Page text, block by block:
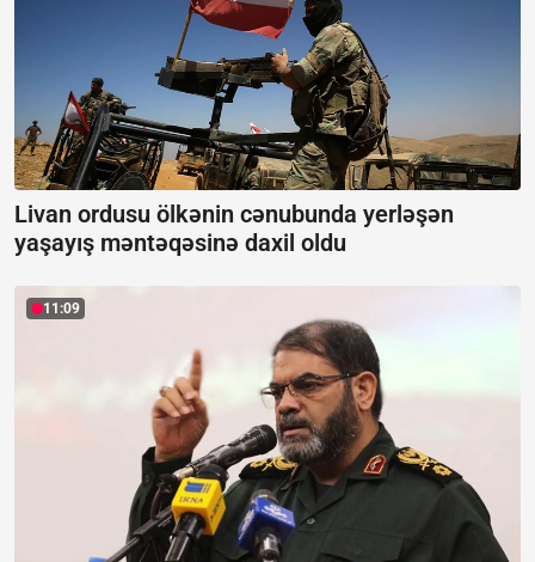
Livan ordusu ölkənin cənubunda yerləşən
yaşayış məntəqəsinə daxil oldu
11:09